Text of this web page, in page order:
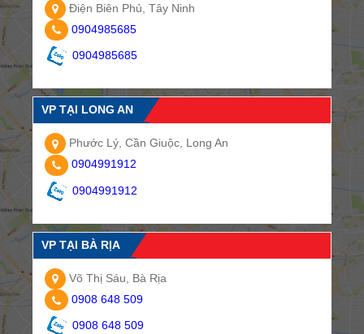
Điện Biên Phủ, Tây Ninh
0904985685
0904985685
VP TẠI LONG AN
Phước Lý, Cần Giuộc, Long An
0904991912
0904991912
VP TẠI BÀ RỊA
Võ Thị Sáu, Bà Rịa
0908 648 509
0908 648 509